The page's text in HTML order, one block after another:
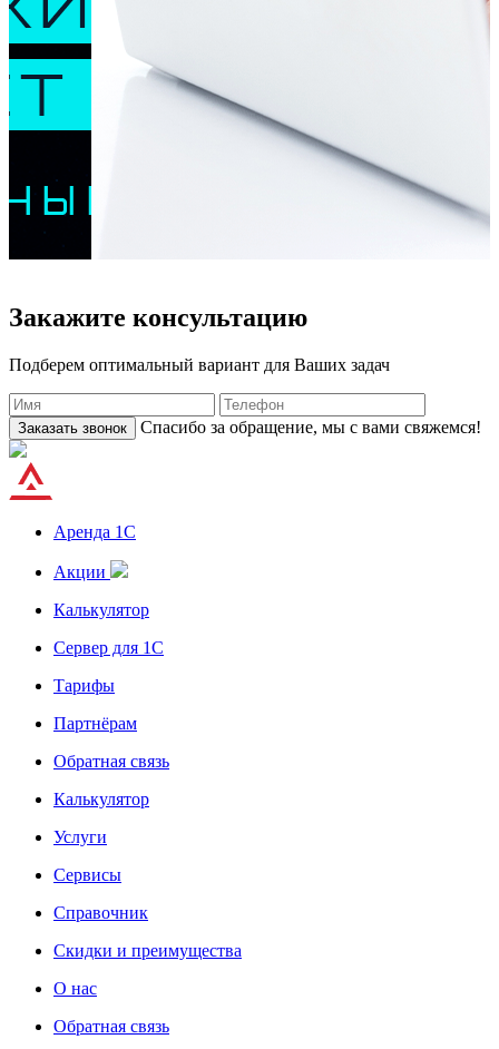
Закажите консультацию
Подберем оптимальный вариант для Ваших задач
Заказать звонок Спасибо за обращение, мы с вами свяжемся!
Аренда 1С
Акции
Калькулятор
Сервер для 1С
Тарифы
Партнёрам
Обратная связь
Калькулятор
Услуги
Сервисы
Справочник
Скидки и преимущества
О нас
Обратная связь